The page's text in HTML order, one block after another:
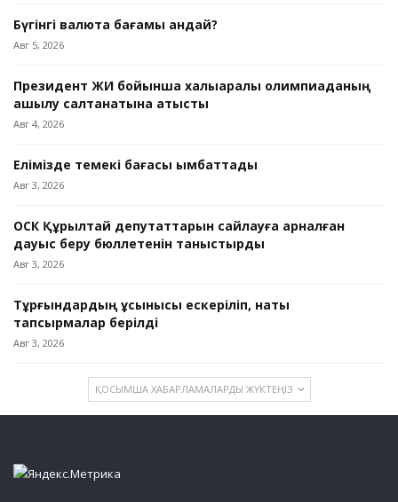
Бүгінгі валюта бағамы қандай?
Авг 5, 2026
Президент ЖИ бойынша халықаралық олимпиаданың
ашылу салтанатына қатысты
Авг 4, 2026
Елімізде темекі бағасы қымбаттады
Авг 3, 2026
ОСК Құрылтай депутаттарын сайлауға арналған
дауыс беру бюллетенін таныстырды
Авг 3, 2026
Тұрғындардың ұсынысы ескеріліп, нақты
тапсырмалар берілді
Авг 3, 2026
ҚОСЫМША ХАБАРЛАМАЛАРДЫ ЖҮКТЕҢІЗ